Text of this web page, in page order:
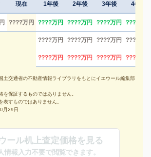
現在
????万円
1年後 2年後 3年後 4年後
????万円 ????万円 ????万円 ????万円
????万円 ????万円 ????万円 ????万円
????万円 ????万円 ????万円 ????万円
土交通省の不動産情報ライブラリをもとにイエウール編集部
保証するものではありません。
すものではありません。
月29日
ール机上査定価格を見る
情報入力不要で閲覧できます。